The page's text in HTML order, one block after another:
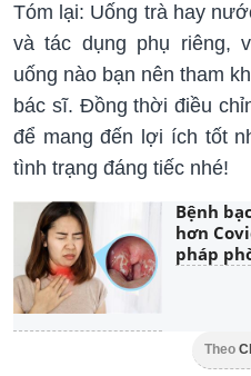
Tóm lại: Uống trà hay
và tác dụng phụ riêng,
uống nào bạn nên tham
bác sĩ. Đồng thời điều
để mang đến lợi ích tốt
tình trạng đáng tiếc nhé!
Bệnh
hơn
pháp
Theo